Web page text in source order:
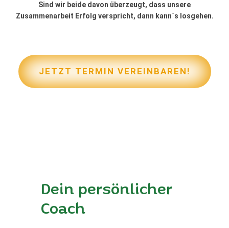
Sind wir beide davon überzeugt, dass unsere
Zusammenarbeit Erfolg verspricht, dann kann`s losgehen.
JETZT TERMIN VEREINBAREN!
Dein persönlicher
Coach